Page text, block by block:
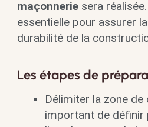
maçonneriesera
essentielle pour assurer
durabilité de la
Les étapes de
Délimiter la zone
important de définir